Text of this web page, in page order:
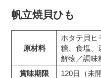
帆立焼貝ひも
原材料
ホタテ貝ヒ
糖、食塩、
解物／調味
賞味期限
120日（未